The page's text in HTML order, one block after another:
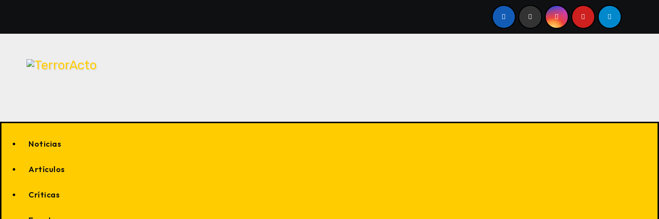
contenido
Noticias
Artículos
Críticas